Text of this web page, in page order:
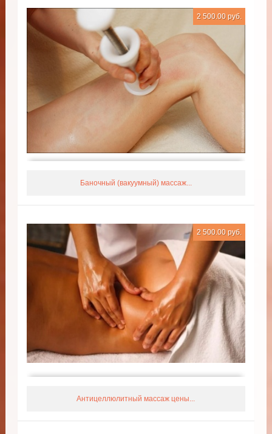
Баночный (вакуумный) массаж...
2 500.00 руб.
Антицеллюлитный массаж цены...
2 500.00 руб.